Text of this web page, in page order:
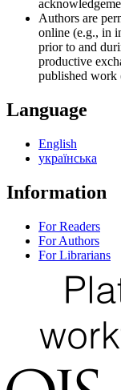
Authors are
online (e.g., in
prior to and
productive
published work
Language
English
українська
Information
For Readers
For Authors
For Librarians